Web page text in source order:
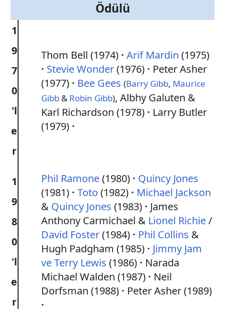
Ödülü
1
9
7
0
'l
e
r
Thom Bell (1974) Arif Mardin (1975)
Stevie Wonder(1976)
Peter Asher
(1977)
Bee Gees (Barry Gibb, Maurice
Gibb & Robin Gibb), Albhy Galuten &
Karl Richardson (1978)
Larry Butler
(1979)
1
9
8
0
'l
e
r
Phil Ramone(1980)
Quincy Jones
(1981) Toto (1982)
Michael Jackson
& Quincy Jones (1983)
James
Anthony Carmichael & Lionel Richie/
David Foster(1984) Phil Collins &
Hugh Padgham (1985)
Jimmy Jam
ve Terry Lewis (1986)
Narada
Michael Walden (1987)
Neil
Dorfsman (1988)
Peter Asher (1989)